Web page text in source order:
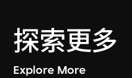
探索更多
Explore More